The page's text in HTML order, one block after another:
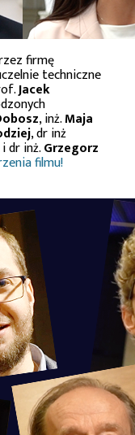
firmę
techniczne
Jacek
, inż.Maja
, dr inż
i dr inż.Grzegorz
filmu!